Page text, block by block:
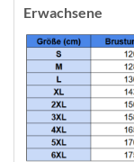
Erwachsene